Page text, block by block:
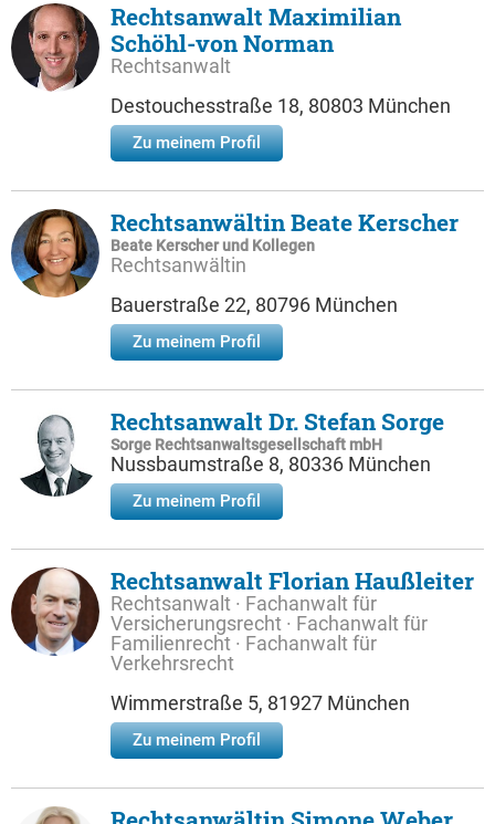
Rechtsanwalt Maximilian
Schöhl-von Norman
Rechtsanwalt
Destouchesstraße 18, 80803 München
Zu meinem Profil
Rechtsanwältin Beate Kerscher
Beate Kerscher und Kollegen
Rechtsanwältin
Bauerstraße 22, 80796 München
Zu meinem Profil
Rechtsanwalt Dr. Stefan Sorge
Sorge Rechtsanwaltsgesellschaft mbH
Nussbaumstraße 8, 80336 München
Zu meinem Profil
Rechtsanwalt Florian Haußleiter
Rechtsanwalt · Fachanwalt für
Versicherungsrecht · Fachanwalt für
Familienrecht · Fachanwalt für
Verkehrsrecht
Wimmerstraße 5, 81927 München
Zu meinem Profil